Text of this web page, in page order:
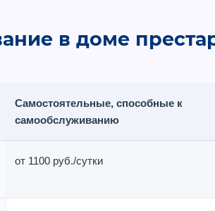
в доме
Самостоятельные, способные к
самообслуживанию
от 1100 руб./сутки